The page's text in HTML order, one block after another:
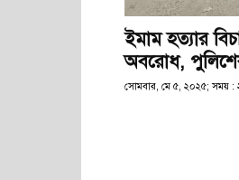
ইমাম হত্যার
অবরোধ,
সোমবার, মে ৫, ২০২৫; সময় :